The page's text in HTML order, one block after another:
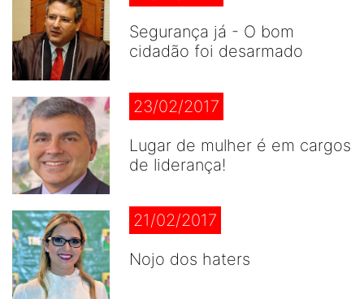
Segurança já - O bom
cidadão foi desarmado
23/02/2017
Lugar de mulher é em cargos
de liderança!
21/02/2017
Nojo dos haters